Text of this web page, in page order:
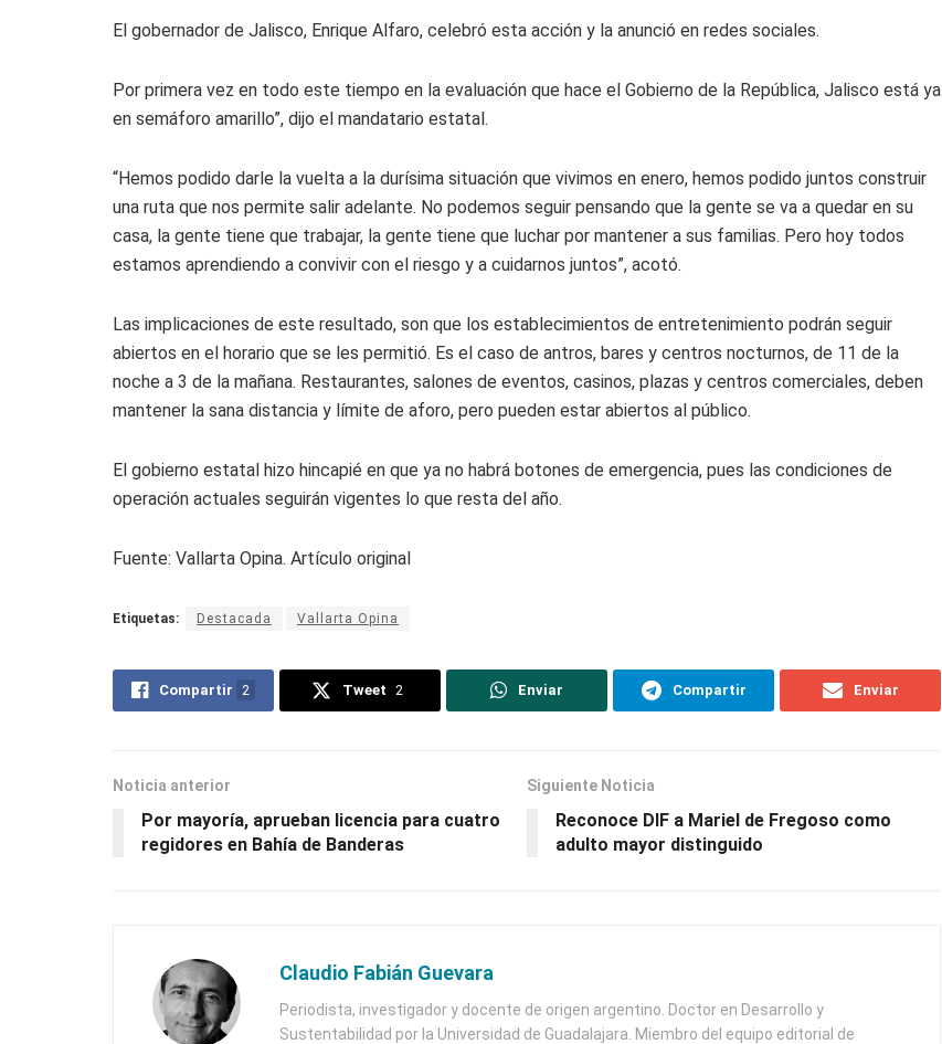
El gobernador de Jalisco, Enrique Alfaro, celebró esta acción y la anunció en redes sociales.
Por primera vez en todo este tiempo en la evaluación que hace el Gobierno de la República, Jalisco está ya
en semáforo amarillo”, dijo el mandatario estatal.
“Hemos podido darle la vuelta a la durísima situación que vivimos en enero, hemos podido juntos construir
una ruta que nos permite salir adelante. No podemos seguir pensando que la gente se va a quedar en su
casa, la gente tiene que trabajar, la gente tiene que luchar por mantener a sus familias. Pero hoy todos
estamos aprendiendo a convivir con el riesgo y a cuidarnos juntos”, acotó.
Las implicaciones de este resultado, son que los establecimientos de entretenimiento podrán seguir
abiertos en el horario que se les permitió. Es el caso de antros, bares y centros nocturnos, de 11 de la
noche a 3 de la mañana. Restaurantes, salones de eventos, casinos, plazas y centros comerciales, deben
mantener la sana distancia y límite de aforo, pero pueden estar abiertos al público.
El gobierno estatal hizo hincapié en que ya no habrá botones de emergencia, pues las condiciones de
operación actuales seguirán vigentes lo que resta del año.
Fuente: Vallarta Opina. Artículo original
Etiquetas: Destacada Vallarta Opina
Compartir 2 Tweet 2 Enviar Compartir Enviar
Noticia anterior
Por mayoría, aprueban licencia para cuatro
regidores en Bahía de Banderas
Siguiente Noticia
Reconoce DIF a Mariel de Fregoso como
adulto mayor distinguido
Claudio Fabián Guevara
Periodista, investigador y docente de origen argentino. Doctor en Desarrollo y
Sustentabilidad por la Universidad de Guadalajara. Miembro del equipo editorial de